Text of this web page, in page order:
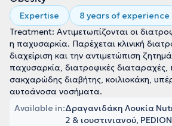
Expertise
8 years of experience
Treatment: Αντιμετωπίζονται οι
η παχυσαρκία. Παρέχεται κλινική
διαχείριση και την αντιμετώπιση
παχυσαρκία, διατροφικές διαταραχές,
σακχαρώδης διαβήτης, κοιλιοκάκη,
αυτοάνοσα νοσήματα.
Available in:Δραγανιδάκη Λουκία
2 & ιουστινιανού,